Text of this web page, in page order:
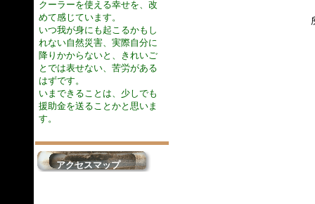
クーラーを使える幸せを、改
めて感じています。
いつ我が身にも起こるかもし
れない自然災害、実際自分に
降りかからないと、きれいご
とでは表せない、苦労がある
はずです。
いまできることは、少しでも
援助金を送ることかと思いま
す。
アクセスマップ